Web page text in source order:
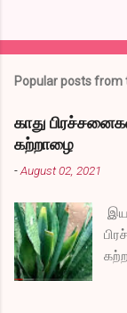
Popular posts from
காது
கற்றாழை
-August 02, 2021